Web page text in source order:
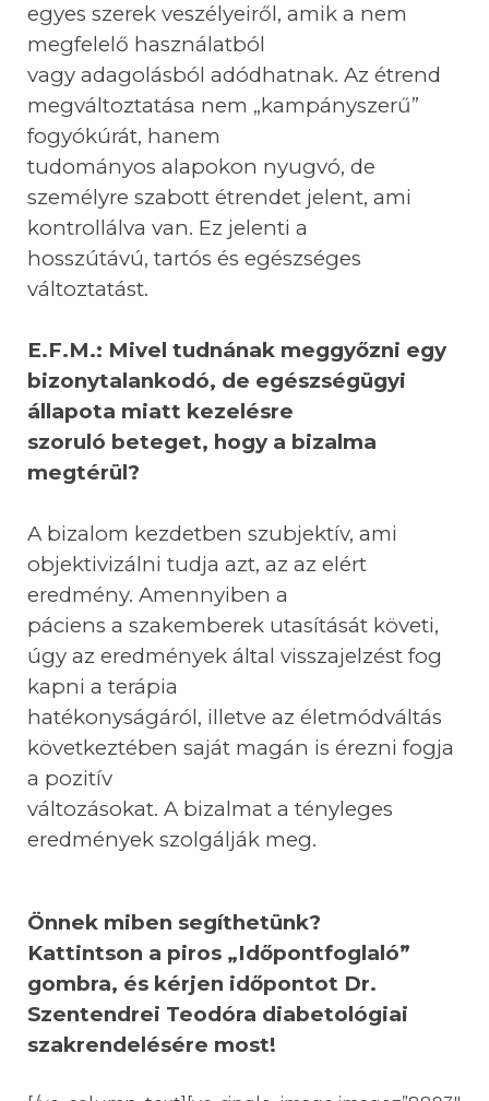
egyes szerek veszélyeiről, amik a nem
megfelelő használatból
vagy adagolásból adódhatnak. Az étrend
megváltoztatása nem „kampányszerű”
fogyókúrát, hanem
tudományos alapokon nyugvó, de
személyre szabott étrendet jelent, ami
kontrollálva van. Ez jelenti a
hosszútávú, tartós és egészséges
változtatást.
E.F.M.: Mivel tudnának meggyőzni egy
bizonytalankodó, de egészségügyi
állapota miatt kezelésre
szoruló beteget, hogy a bizalma
megtérül?
A bizalom kezdetben szubjektív, ami
objektivizálni tudja azt, az az elért
eredmény. Amennyiben a
páciens a szakemberek utasítását követi,
úgy az eredmények által visszajelzést fog
kapni a terápia
hatékonyságáról, illetve az életmódváltás
következtében saját magán is érezni fogja
a pozitív
változásokat. A bizalmat a tényleges
eredmények szolgálják meg.
Önnek miben segíthetünk?
Kattintson a piros „Időpontfoglaló”
gombra, és kérjen időpontot Dr.
Szentendrei Teodóra diabetológiai
szakrendelésére most!